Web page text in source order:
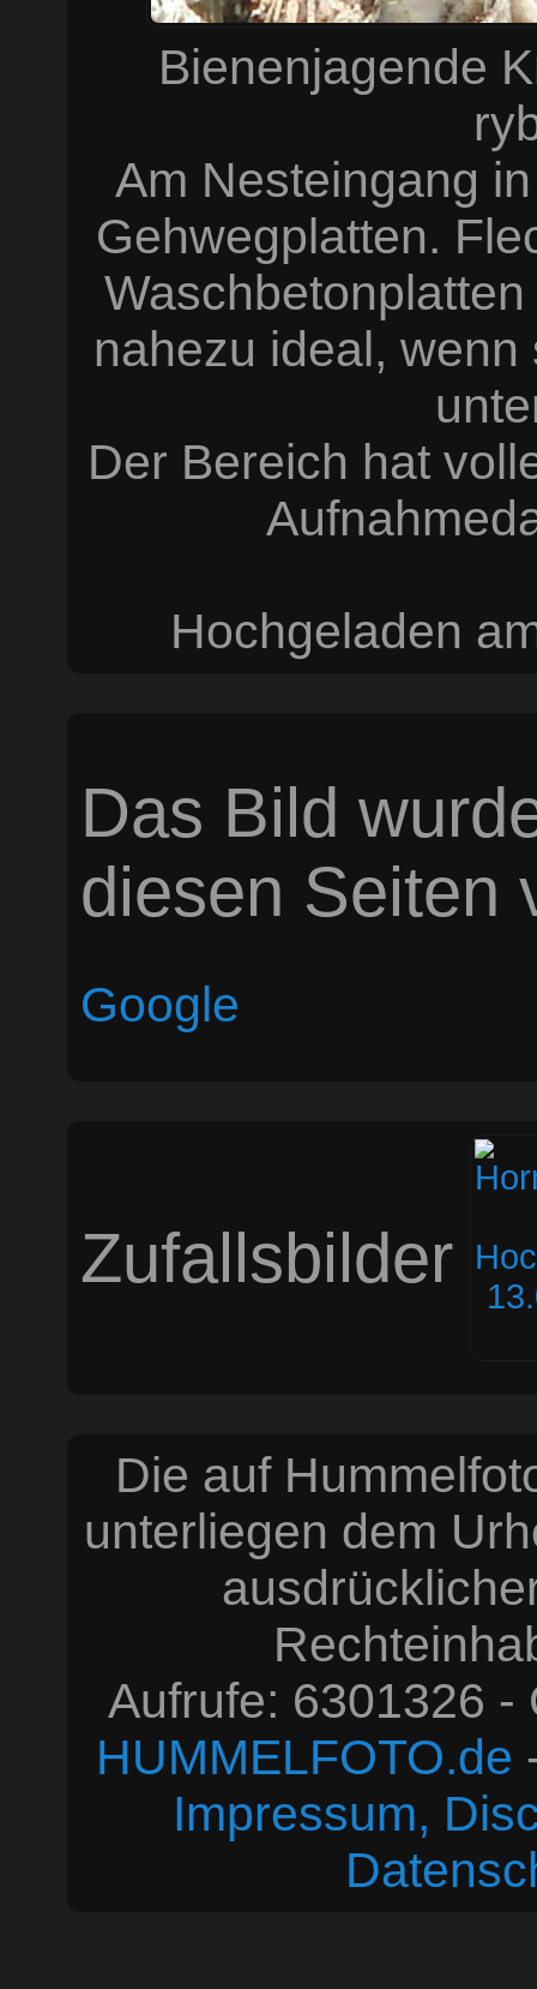
Bienenjagende
Am Nesteingang
Gehwegplatten.
nahezu ideal,
Der Bereich hat
Hochgeladen
Das Bild
diesen Seiten
Google
Zufallsbilder
Die auf
unterliegen dem
Aufrufe: 6301326
HUMMELFOTO.de
Impressum,